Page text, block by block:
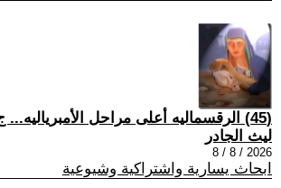
(45) الرقسماليه أعلى مراحل الأمبرياليه... ج١١
ليث الجادر
2026 / 8 / 8
ابحاث يسارية واشتراكية وشيوعية